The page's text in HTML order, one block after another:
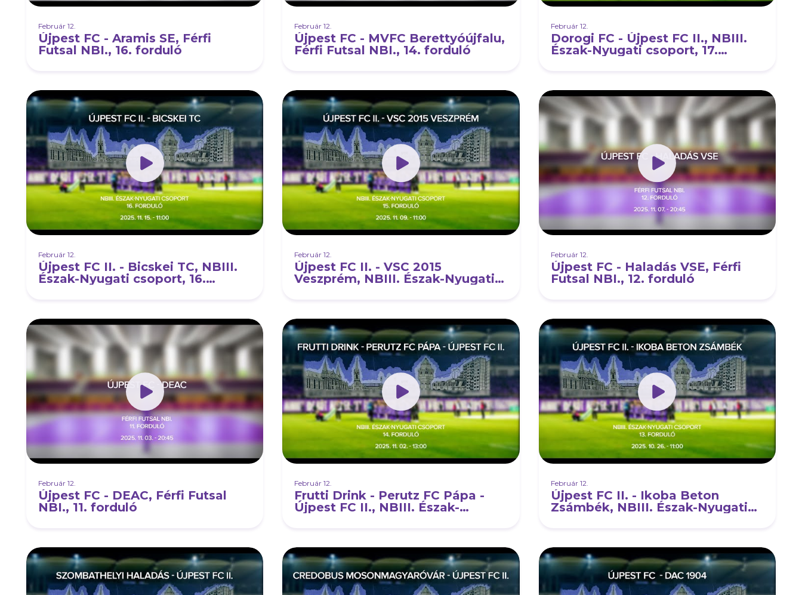
Február 12.
Újpest FC - Aramis SE, Férfi
Futsal NBI., 16. forduló
Február 12.
Újpest FC - MVFC Berettyóújfalu,
Férfi Futsal NBI., 14. forduló
Február 12.
Dorogi FC - Újpest FC II., NBIII.
Észak-Nyugati csoport, 17.
Február 12.
Újpest FC II. - Bicskei TC, NBIII.
Észak-Nyugati csoport, 16.
Február 12.
Újpest FC II. - VSC 2015
Veszprém, NBIII. Észak-Nyugati
Február 12.
Újpest FC - Haladás VSE, Férfi
Futsal NBI., 12. forduló
Február 12.
Újpest FC - DEAC, Férfi Futsal
NBI., 11. forduló
Február 12.
Frutti Drink - Perutz FC Pápa -
Újpest FC II., NBIII. Észak-
Február 12.
Újpest FC II. - Ikoba Beton
Zsámbék, NBIII. Észak-Nyugati